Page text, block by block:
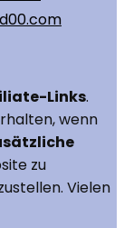
Links.
wenn
zu
Vielen